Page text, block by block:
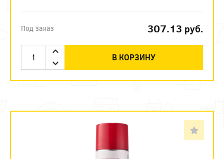
Под заказ 307.13 руб.
В КОРЗИНУ